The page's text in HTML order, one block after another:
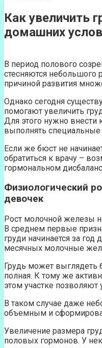
Как увеличить
домашних
В период полового
стесняются небольшого
причиной развития
Однако сегодня
помогают увеличить
Для этого нужно внести
выполнять
Если же бюст не
обратиться к врачу –
гормональном
Физиологический
девочек
Рост молочной железы
В среднем первые
груди начинается за год
месячных молочные
Грудь может выглядеть
полная. К тому же
этом участке
В таком случае даже
объемным и
Увеличение размера
половых гормонов. У